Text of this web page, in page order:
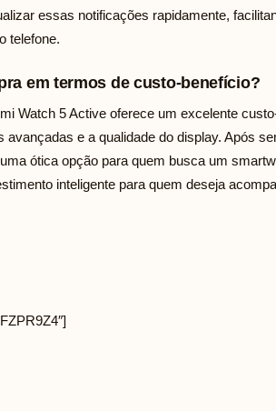
essas notificações rapidamente,
telefone.
em termos de custo-benefício?
Watch 5 Active oferece um excelente
avançadas e a qualidade do display. Após
ótica opção para quem busca um
inteligente para quem deseja